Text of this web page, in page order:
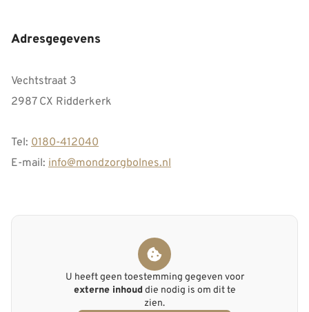
Adresgegevens
Vechtstraat 3
2987 CX Ridderkerk
Tel: 0180-412040
E-mail: info@mondzorgbolnes.nl
U heeft geen toestemming gegeven voor
externe inhoud die nodig is om dit te
zien.